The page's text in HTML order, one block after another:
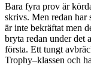
Bara fyra prov är
skrivs. Men redan har
är inte bekräftat men
bryta redan under det
första. Ett tungt
Trophy–klassen och